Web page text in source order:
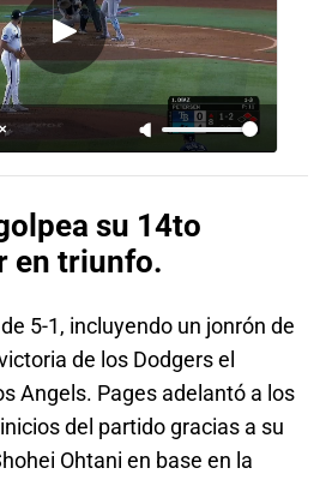
su 14to
en triunfo.
5-1, incluyendo un jonrón de
de los Dodgers el
Angels. Pages adelantó a los
del partido gracias a su
Ohtani en base en la